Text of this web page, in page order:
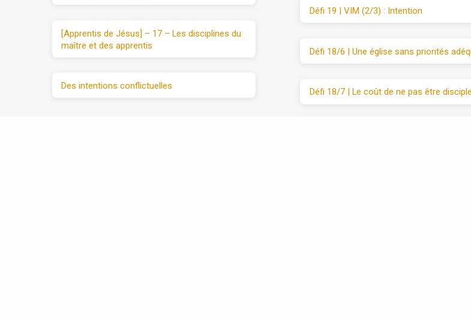
[Apprentis de Jésus] – 17 – Les disciplines du
maître et des apprentis
Des intentions conflictuelles
Défi 19 | VIM (2/3) : Intention
Défi 18/6 | Une église sans priorités
Défi 18/7 | Le coût de ne pas être disciple